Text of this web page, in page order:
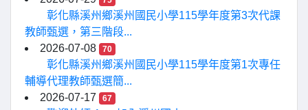
彰化縣溪州鄉溪州國民小學115學年度第3次代課
教師甄選，第三階段...
2026-07-08
70
彰化縣溪州鄉溪州國民小學115學年度第1次專任
輔導代理教師甄選簡...
2026-07-17
67